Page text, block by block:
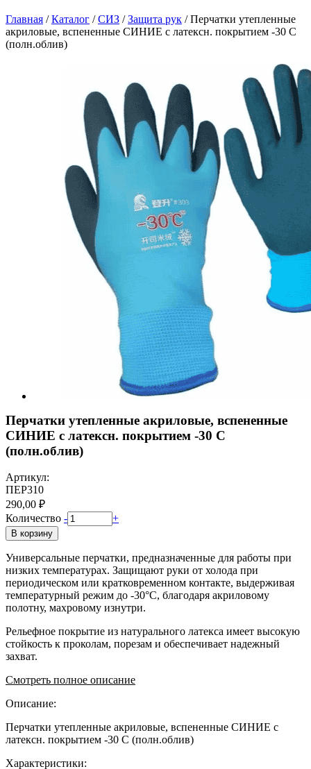
Главная / Каталог / СИЗ / Защита рук / Перчатки утепленные
акриловые, вспененные СИНИЕ с латексн. покрытием -30 С
(полн.облив)
Перчатки утепленные акриловые, вспененные
СИНИЕ с латексн. покрытием -30 С
(полн.облив)
Артикул:
ПЕР310
290,00 ₽
Количество - +
В корзину
Универсальные перчатки, предназначенные для работы при
низких температурах. Защищают руки от холода при
периодическом или кратковременном контакте, выдерживая
температурный режим до -30°C, благодаря акриловому
полотну, махровому изнутри.
Рельефное покрытие из натурального латекса имеет высокую
стойкость к проколам, порезам и обеспечивает надежный
захват.
Смотреть полное описание
Описание:
Перчатки утепленные акриловые, вспененные СИНИЕ с
латексн. покрытием -30 С (полн.облив)
Характеристики: